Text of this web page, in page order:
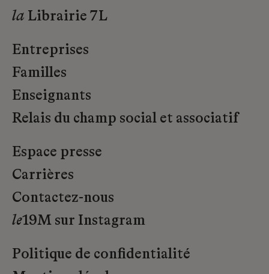
la Librairie 7L
Entreprises
Familles
Enseignants
Relais du champ social et associatif
Espace presse
Carrières
Contactez-nous
le19M sur Instagram
Politique de confidentialité